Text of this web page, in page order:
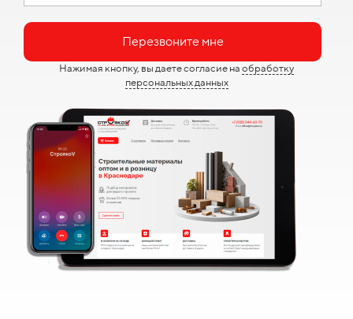
Перезвоните мне
Нажимая кнопку, вы даете согласие на обработку
персональных данных